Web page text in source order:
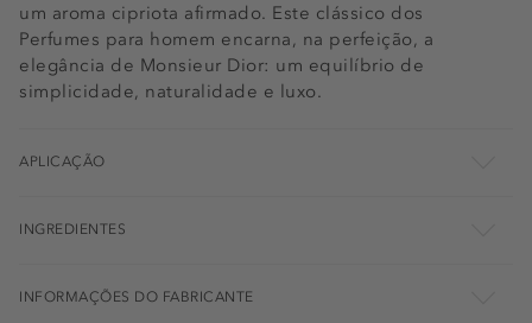
um aroma cipriota afirmado. Este clássico dos
Perfumes para homem encarna, na perfeição, a
elegância de Monsieur Dior: um equilíbrio de
simplicidade, naturalidade e luxo.
APLICAÇÃO
INGREDIENTES
INFORMAÇÕES DO FABRICANTE